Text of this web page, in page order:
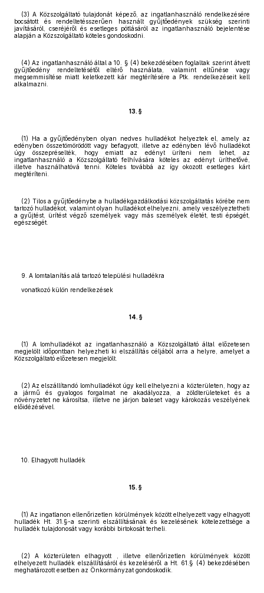
(3) A Közszolgáltató tulajdonát képező, az ingatlanhasználó rendelkezésére
bocsátott és rendeltetésszerűen használt gyűjtőedények szükség szerinti
javításáról, cseréjéről és esetleges pótlásáról az ingatlanhasználó bejelentése
alapján a Közszolgáltató köteles gondoskodni.
(4) Az ingatlanhasználó által a 10. § (4) bekezdésében foglaltak szerint átvett
gyűjtőedény rendeltetésétől eltérő használata, valamint eltűnése vagy
megsemmisítése miatt keletkezett kár megtérítésére a Ptk. rendelkezéseit kell
alkalmazni.
13. §
(1) Ha a gyűjtőedényben olyan nedves hulladékot helyeztek el, amely az
edényben összetömörödött vagy befagyott, illetve az edényben lévő hulladékot
úgy összepréselték, hogy emiatt az edényt üríteni nem lehet, az
ingatlanhasználó a Közszolgáltató felhívására köteles az edényt üríthetővé,
illetve használhatóvá tenni. Köteles továbbá az így okozott esetleges kárt
megtéríteni.
(2) Tilos a gyűjtőedénybe a hulladékgazdálkodási közszolgáltatás körébe nem
tartozó hulladékot, valamint olyan hulladékot elhelyezni, amely veszélyeztetheti
a gyűjtést, ürítést végző személyek vagy más személyek életét, testi épségét,
egészségét.
9. A lomtalanítás alá tartozó települési hulladékra
vonatkozó külön rendelkezések
14. §
(1) A lomhulladékot az ingatlanhasználó a Közszolgáltató által előzetesen
megjelölt időpontban helyezheti ki elszállítás céljából arra a helyre, amelyet a
Közszolgáltató előzetesen megjelölt.
(2) Az elszállítandó lomhulladékot úgy kell elhelyezni a közterületen, hogy az
a jármű és gyalogos forgalmat ne akadályozza, a zöldterületeket és a
növényzetet ne károsítsa, illetve ne járjon baleset vagy károkozás veszélyének
előidézésével.
10. Elhagyott hulladék
15. §
(1) Az ingatlanon ellenőrizetlen körülmények között elhelyezett vagy elhagyott
hulladék Ht. 31.§-a szerinti elszállításának és kezelésének kötelezettsége a
hulladék tulajdonosát vagy korábbi birtokosát terheli.
(2) A közterületen elhagyott , illetve ellenőrizetlen körülmények között
elhelyezett hulladék elszállításáról és kezeléséről a Ht. 61.§ (4) bekezdésében
meghatározott esetben az Önkormányzat gondoskodik.